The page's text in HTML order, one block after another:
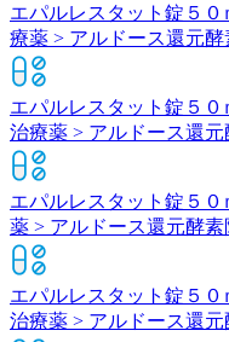
エパルレスタット錠５０
療薬 > アルドース還元
エパルレスタット錠５０
治療薬 > アルドース還
エパルレスタット錠５０
薬 > アルドース還元酵素
エパルレスタット錠５０
治療薬 > アルドース還